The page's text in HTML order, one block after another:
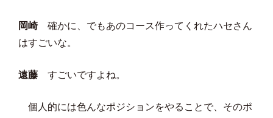
岡崎 確かに、でもあのコース作ってくれたハセさん
はすごいな。
遠藤 すごいですよね。
個人的には色んなポジションをやることで、そのポ